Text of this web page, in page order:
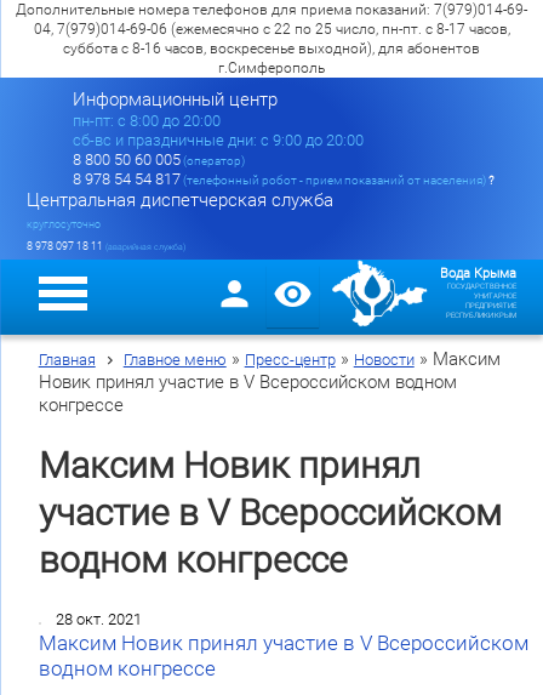
Дополнительные номера телефонов для приема показаний: 7(979)014-69-
04, 7(979)014-69-06 (ежемесячно с 22 по 25 число, пн-пт. с 8-17 часов,
суббота с 8-16 часов, воскресенье выходной), для абонентов
г.Симферополь
Информационный центр
пн-пт: c 8:00 до 20:00
сб-вс и праздничные дни: с 9:00 до 20:00
8 800 50 60 005(оператор)
8 978 54 54 817(телефонный робот - прием показаний от населения)?
Центральная диспетчерская служба
круглосуточно
8 978 097 18 11 (аварийная служба)
Вода Крыма
ГОСУДАРСТВЕННОЕ
УНИТАРНОЕ
ПРЕДПРИЯТИЕ
РЕСПУБЛИКИ КРЫМ
Главная Главное меню » Пресс-центр» Новости» Максим
Новик принял участие в V Всероссийском водном
конгрессе
Максим Новик принял
участие в V Всероссийском
водном конгрессе
28 окт. 2021
Максим Новик принял участие в V Всероссийском
водном конгрессе